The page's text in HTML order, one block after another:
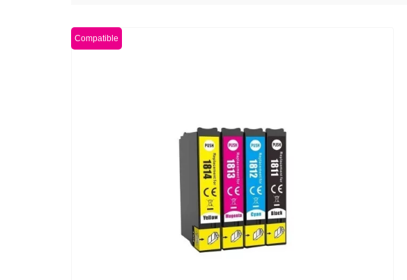
Compatible